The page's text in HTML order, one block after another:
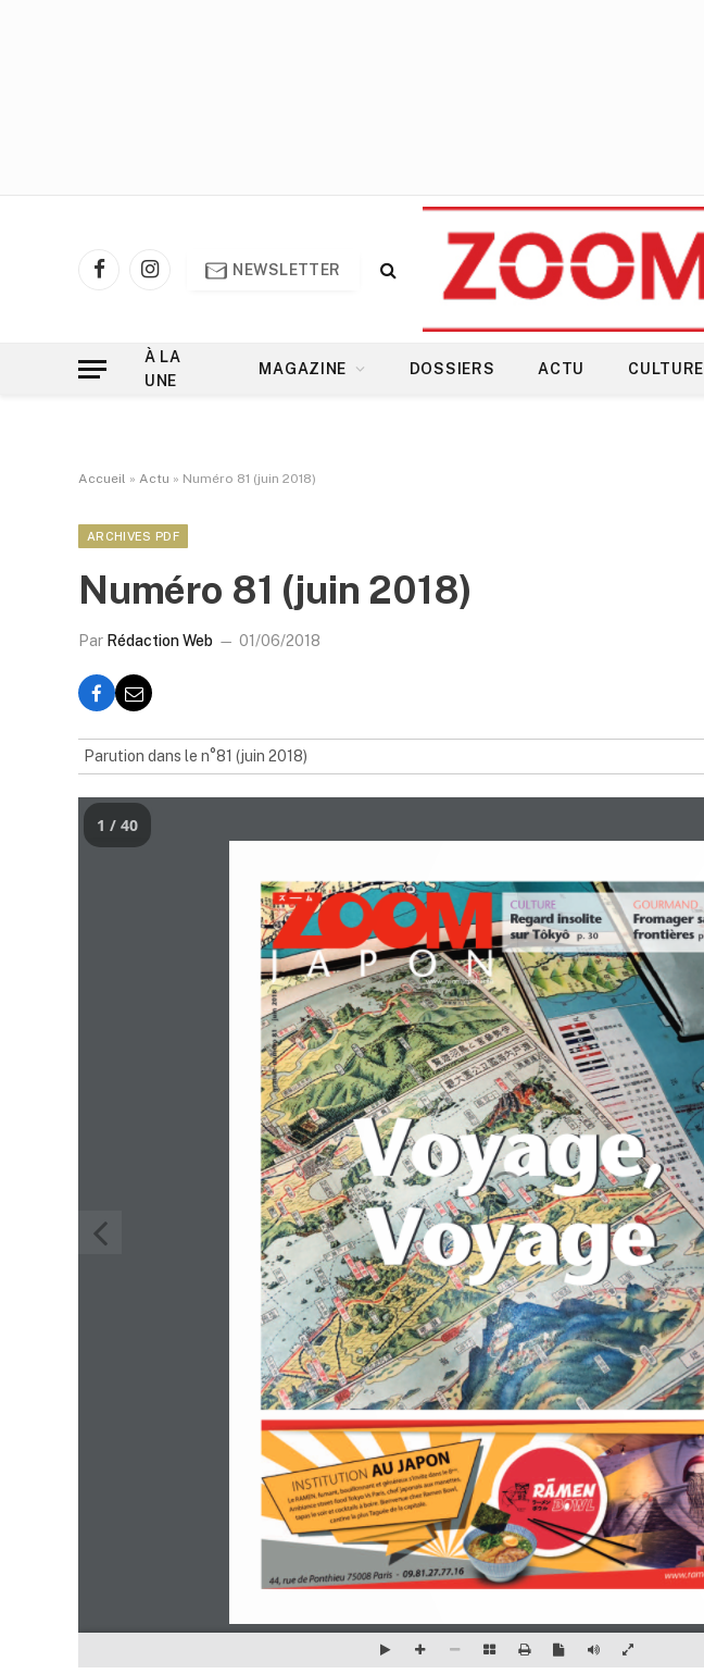
FacebookInstagram
NEWSLETTER
À LA
UNE
MAGAZINE DOSSIERS ACTU CULTURE
Accueil » Actu » Numéro 81 (juin 2018)
ARCHIVES PDF
Numéro 81 (juin 2018)
Par Rédaction Web 01/06/2018
Parution dans le n°81 (juin 2018)
1 / 40